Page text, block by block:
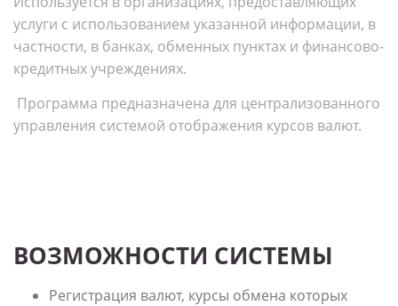
услуги с использованием указанной информации, в
частности, в банках, обменных пунктах и финансово-
кредитных учреждениях.
Программа предназначена для централизованного
управления системой отображения курсов валют.
ВОЗМОЖНОСТИ СИСТЕМЫ
Регистрация валют, курсы обмена которых